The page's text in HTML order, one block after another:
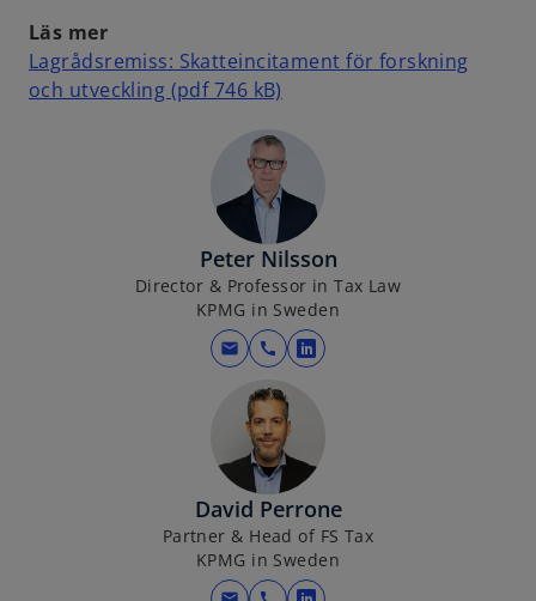
Läs mer
Lagrådsremiss: Skatteincitament för forskning
och utveckling (pdf 746 kB)
e
n
s
n
a
n
e
t
a
b
Peter Nilsson
Director & Professor in Tax Law
KPMG in Sweden
mail call
o
s
i
n
a
n
David Perrone
Partner & Head of FS Tax
KPMG in Sweden